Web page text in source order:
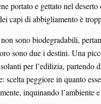
portato e gettato nel
capi di abbigliamento è
sono biodegradabili,
sono due i destini. Una
per l’edilizia, partendo
scelta peggiore in quanto
inquinando l’ambiente